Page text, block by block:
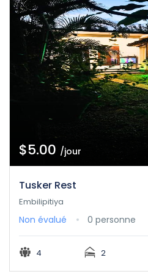
$5.00 /jour
Tusker Rest
Embilipitiya
Non évalué 0 personne
4 2